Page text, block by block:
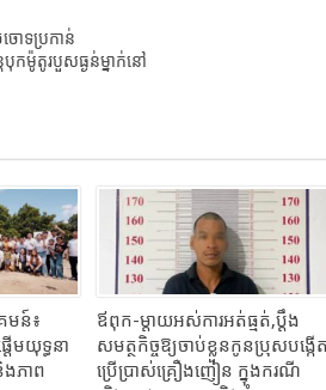
ចោទប្រកាន់
កម៉ូតូរបួសធ្ងន់ម្នាក់នៅ
មន៍៖
មយុទ្ធនា
ភាព
ឪពុក-ម្ដាយអស់ការអត់ធ្មត់,ប្ដឹង
សមត្ថកិច្ចឱ្យចាប់ខ្លួនកូនប្រុសបង្កើ
ប្រើប្រាស់គ្រឿងញៀន ក្នុងករណី